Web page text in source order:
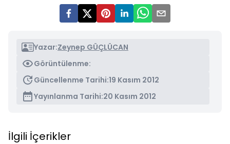
Yazar:Zeynep GÜÇLÜCAN
Görüntülenme:
Güncellenme Tarihi:19 Kasım 2012
Yayınlanma Tarihi:20 Kasım 2012
İlgili İçerikler